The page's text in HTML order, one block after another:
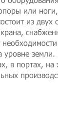
или
из
уровне
в портах,